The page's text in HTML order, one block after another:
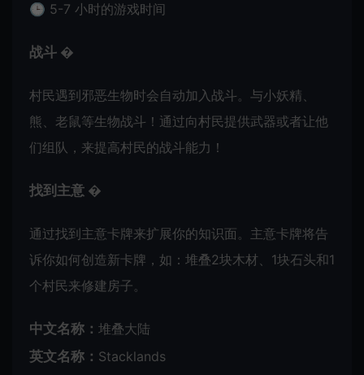
🕒 5-7 小时的游戏时间
战斗 �
村民遇到邪恶生物时会自动加入战斗。与小妖精、
熊、老鼠等生物战斗！通过向村民提供武器或者让他
们组队，来提高村民的战斗能力！
找到主意 �
通过找到主意卡牌来扩展你的知识面。主意卡牌将告
诉你如何创造新卡牌，如：堆叠2块木材、1块石头和1
个村民来修建房子。
中文名称： 堆叠大陆
英文名称： Stacklands